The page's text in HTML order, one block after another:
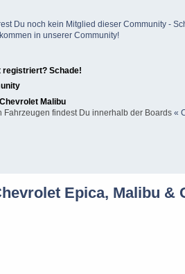
Du noch kein Mitglied dieser Community -
in unserer Community!
registriert? Schade!
Malibu
Fahrzeugen findest Du innerhalb der Boards «